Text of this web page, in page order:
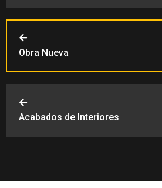
Obra Nueva
Acabados de Interiores